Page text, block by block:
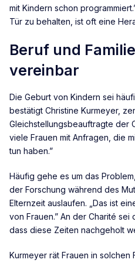
mit Kindern schon
Tür zu behalten, ist oft eine
Beruf und
vereinbar
Die Geburt von Kindern sei
bestätigt Christine Kurmeyer,
Gleichstellungsbeauftragte der
viele Frauen mit Anfragen, die
tun haben.”
Häufig gehe es um das
der Forschung während des
Elternzeit auslaufen. „Das ist
von Frauen.” An der Charité
dass diese Zeiten nachgeholt
Kurmeyer rät Frauen in solchen